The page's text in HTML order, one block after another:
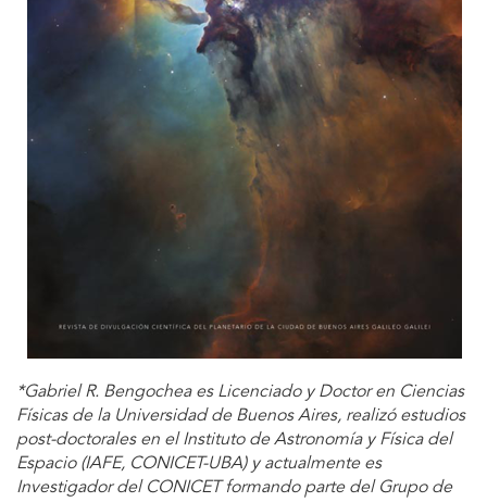
*Gabriel R. Bengochea es Licenciado y Doctor en Ciencias
Físicas de la Universidad de Buenos Aires, realizó estudios
post-doctorales en el Instituto de Astronomía y Física del
Espacio (IAFE, CONICET-UBA) y actualmente es
Investigador del CONICET formando parte del Grupo de